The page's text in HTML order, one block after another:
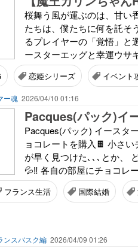
桜舞う風が運ぶのは、甘い
たちは、僕たちに何を託そ
るプレイヤーの「覚悟」と
ースターエッグと幸運ウ
恋姫シリーズ イベント
ー魂 2026/04/10 01:16
Pacques(パック)イ
Pacques(パック) イースタ
ョコレートを購入🍫 小さ
が早く見つけた､､､とか、
💦‼️ 各自の部屋にチョコレ
フランス生活 国際結婚
スバスク編 2026/04/09 01:26